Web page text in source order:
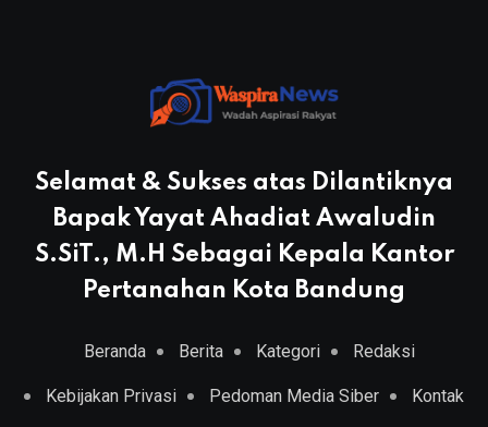
Selamat & Sukses atas Dilantiknya
Bapak Yayat Ahadiat Awaludin
S.SiT., M.H Sebagai Kepala Kantor
Pertanahan Kota Bandung
Beranda Berita Kategori Redaksi
Kebijakan Privasi Pedoman Media Siber Kontak